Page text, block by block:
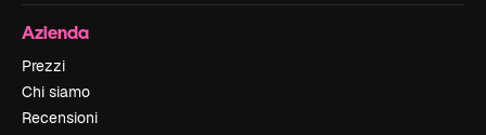
Azienda
Prezzi
Chi siamo
Recensioni